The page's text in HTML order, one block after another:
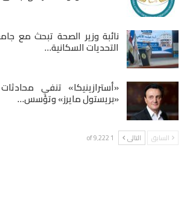
نائبة وزير الصحة تبحث مع
التحديات السكانية…
«أسترازينيكا» تنفي
«بريستول مايرز» وتؤسس…
السابق التالى 1 of 9٬222